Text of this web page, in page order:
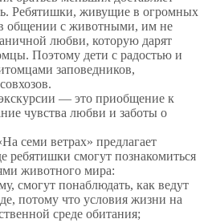
Ребятишки, живущие в огромных
общении с животными, им не
любви, которую дарят
Поэтому дети с радостью и
заповедников,
— это приобщение к
чувства любви и заботы о
семи ветрах» предлагает
ребятишки смогут познакомиться
животного мира:
смогут понаблюдать, как ведут
потому что условия жизни на
среде обитания;